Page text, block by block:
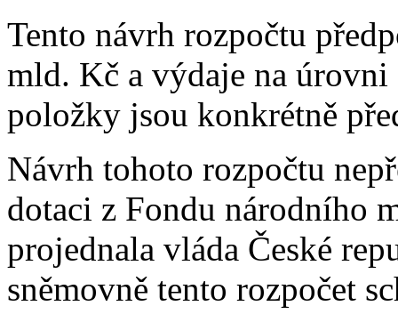
Tento návrh rozpočtu
mld. Kč a výdaje na
položky jsou konkrétně
Návrh tohoto rozpočtu
dotaci z Fondu národního
projednala vláda České
sněmovně tento rozpočet